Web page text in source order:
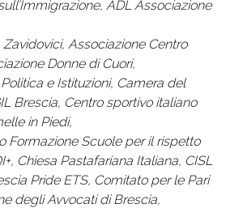
ADL Associazione
Associazione Centro
Donne di Cuori,
e Istituzioni, Camera del
Brescia, Centro sportivo italiano
in Piedi,
Formazione Scuole per il rispetto
Chiesa Pastafariana Italiana, CISL
Pride ETS, Comitato per le Pari
degli Avvocati di Brescia,